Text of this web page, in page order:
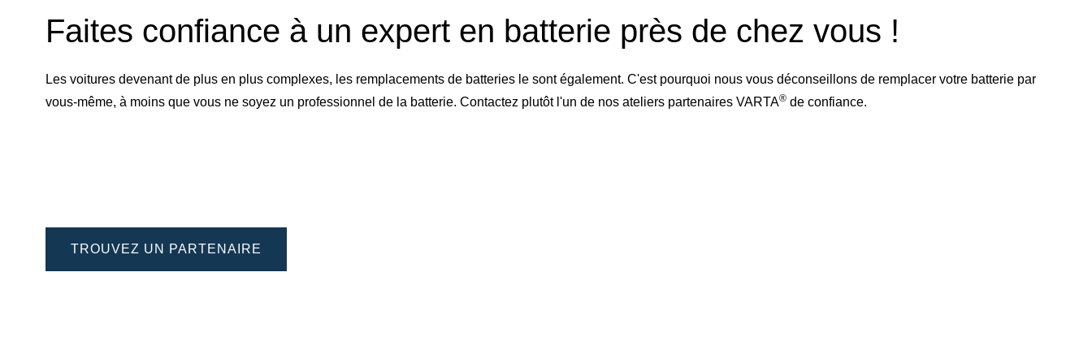
Faites confiance à un expert en batterie près de chez vous !
Les voitures devenant de plus en plus complexes, les remplacements de batteries le sont également. C'est pourquoi nous vous déconseillons de remplacer votre batterie par
vous-même, à moins que vous ne soyez un professionnel de la batterie. Contactez plutôt l'un de nos ateliers partenaires VARTA® de confiance.
TROUVEZ UN PARTENAIRE